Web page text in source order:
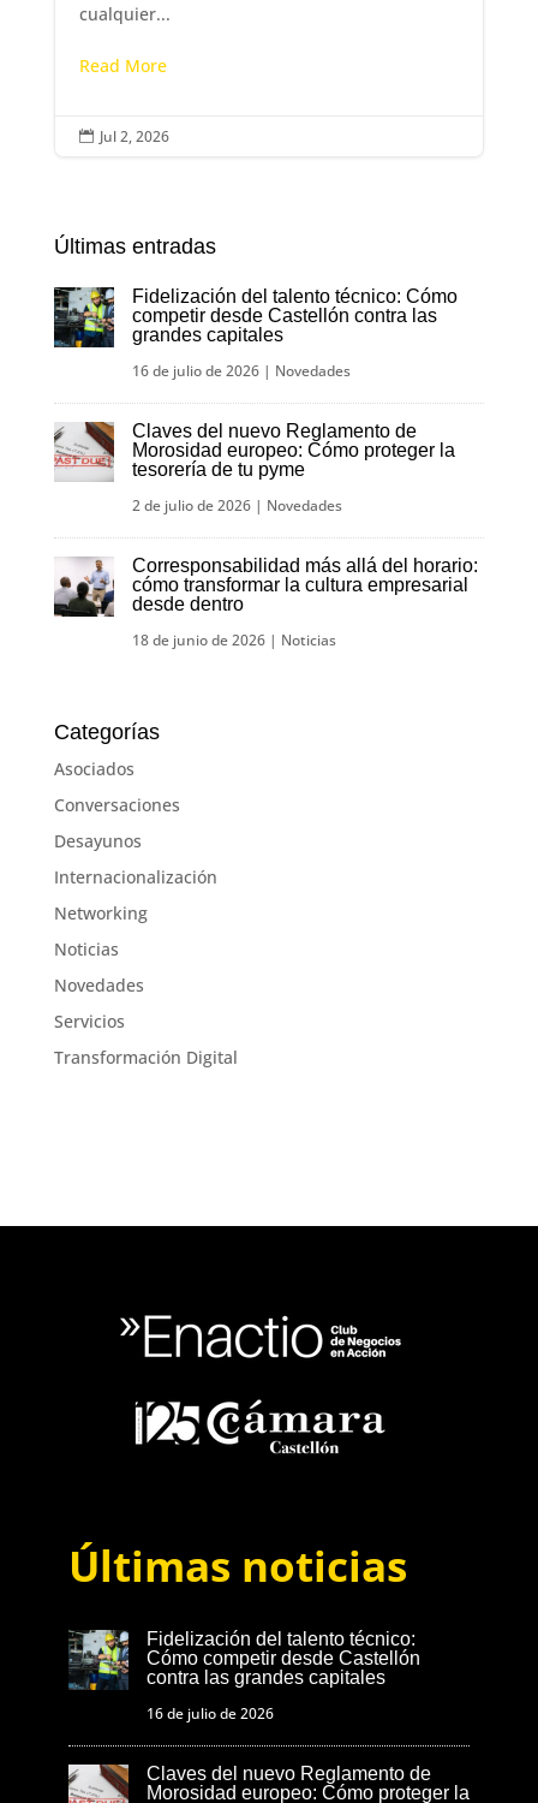
cualquier...
Read More
 Jul 2, 2026
Últimas entradas
Fidelización del talento técnico: Cómo
competir desde Castellón contra las
grandes capitales
16 de julio de 2026| Novedades
Claves del nuevo Reglamento de
Morosidad europeo: Cómo proteger la
tesorería de tu pyme
2 de julio de 2026| Novedades
Corresponsabilidad más allá del horario:
cómo transformar la cultura empresarial
desde dentro
18 de junio de 2026| Noticias
Categorías
Asociados
Conversaciones
Desayunos
Internacionalización
Networking
Noticias
Novedades
Servicios
Transformación Digital
Últimas noticias
Fidelización del talento técnico:
Cómo competir desde Castellón
contra las grandes capitales
16 de julio de 2026
Claves del nuevo Reglamento de
Morosidad europeo: Cómo proteger la